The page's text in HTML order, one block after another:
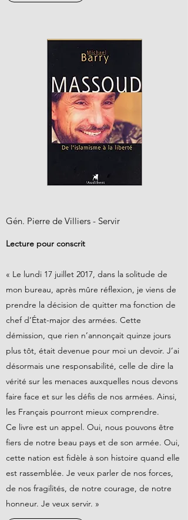
Gén. Pierre de Villiers - Servir
Lecture pour conscrit
« Le lundi 17 juillet 2017, dans la solitude de
mon bureau, après mûre réflexion, je viens de
prendre la décision de quitter ma fonction de
chef d’État-major des armées. Cette
démission, que rien n’annonçait quinze jours
plus tôt, était devenue pour moi un devoir. J’ai
désormais une responsabilité, celle de dire la
vérité sur les menaces auxquelles nous devons
faire face et sur les défis de nos armées. Ainsi,
les Français pourront mieux comprendre.
Ce livre est un appel. Oui, nous pouvons être
fiers de notre beau pays et de son armée. Oui,
cette nation est fidèle à son histoire quand elle
est rassemblée. Je veux parler de nos forces,
de nos fragilités, de notre courage, de notre
honneur. Je veux servir. »